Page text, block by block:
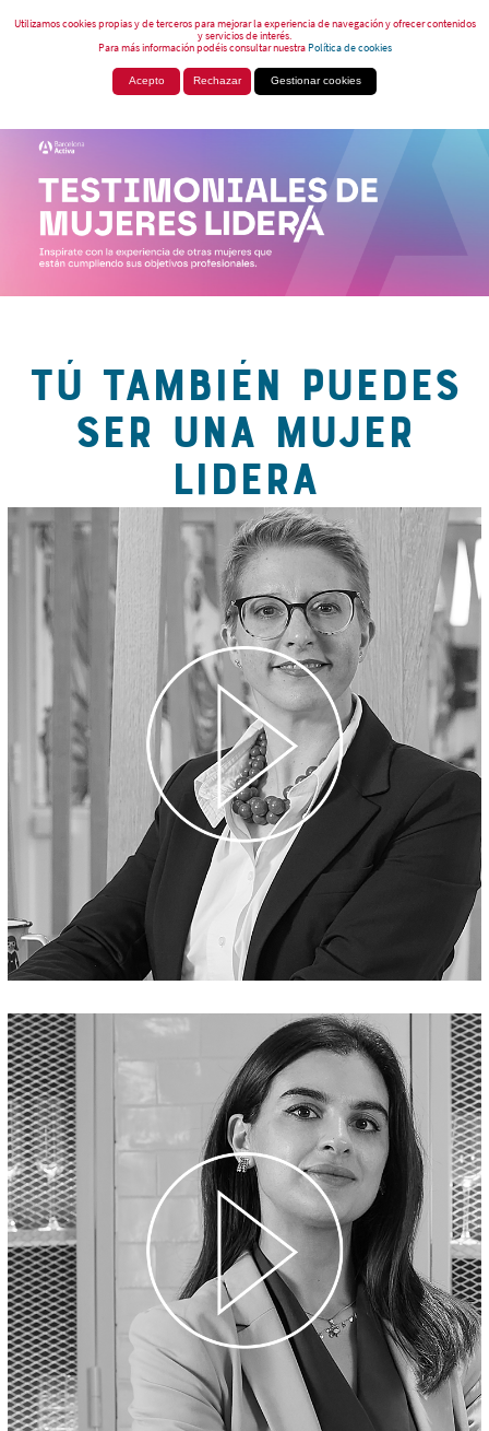
Utilizamos cookies propias y de terceros para mejorar la experiencia de navegación y ofrecer contenidos
y servicios de interés.
Para más información podéis consultar nuestraPolítica de cookies
Acepto Rechazar Gestionar cookies
TÚ TAMBIÉN PUEDES
SER UNA MUJER
LIDERA